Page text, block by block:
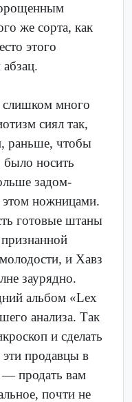
же сорта, как
этого
много
сиял так,
раньше, чтобы
носить
задом-
этом ножницами.
готовые штаны
и Хавз
заурядно.
альбом «Lex
анализа. Так
и сделать
продавцы в
— продать вам
почти не